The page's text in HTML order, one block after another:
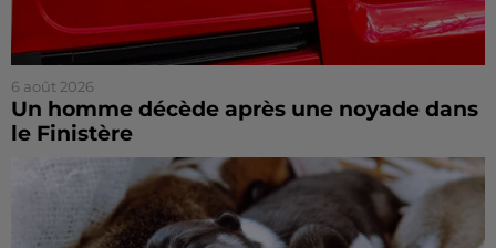
6 août 2026
Un homme décède après une noyade dans
le Finistère